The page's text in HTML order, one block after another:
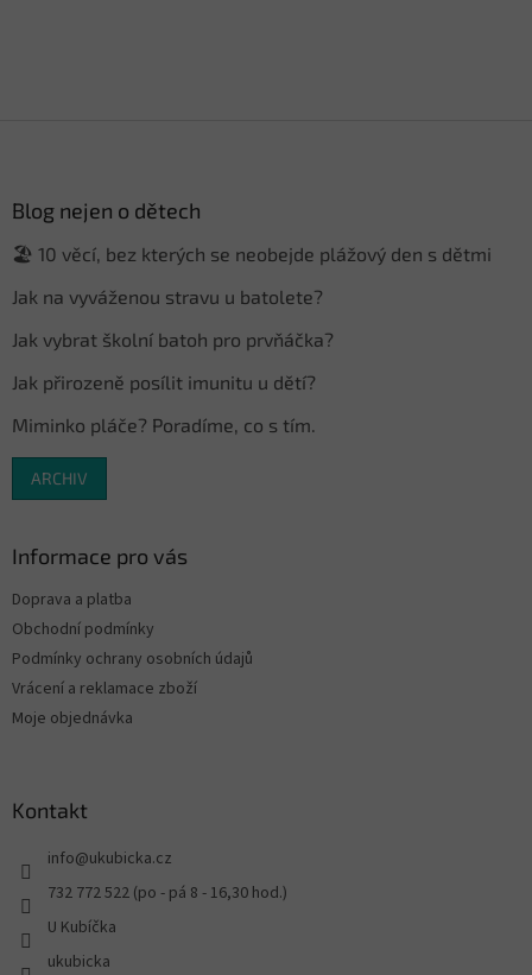
Blog nejen o dětech
🏖️ 10 věcí, bez kterých se neobejde plážový den s dětmi
Jak na vyváženou stravu u batolete?
Jak vybrat školní batoh pro prvňáčka?
Jak přirozeně posílit imunitu u dětí?
Miminko pláče? Poradíme, co s tím.
ARCHIV
Informace pro vás
Doprava a platba
Obchodní podmínky
Podmínky ochrany osobních údajů
Vrácení a reklamace zboží
Moje objednávka
Kontakt
info@ukubicka.cz
732 772 522 (po - pá 8 - 16,30 hod.)
U Kubíčka
ukubicka